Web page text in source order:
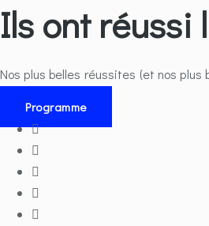
mois
quantity
Ils ont réussi
Nos plus belles réussites (et nos
Programme